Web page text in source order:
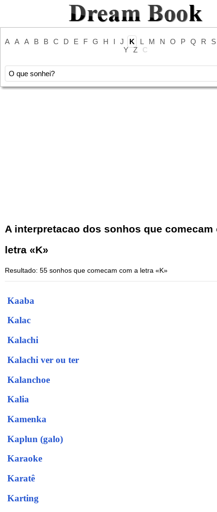
A A A B B C D E F G H I J K L M N O P Q R
S
Y Z С
A interpretacao dos sonhos que comecam
letra «K»
Resultado: 55 sonhos que comecam com a letra «K»
Kaaba
Kalac
Kalachi
Kalachi ver ou ter
Kalanchoe
Kalia
Kamenka
Kaplun (galo)
Karaoke
Karatê
Karting